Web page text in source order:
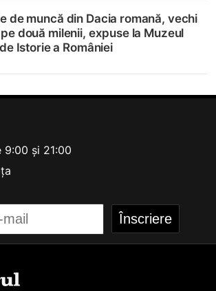
de muncă din Dacia romană, vechi
două milenii, expuse la Muzeul
Istorie a României
9:00 și 21:00